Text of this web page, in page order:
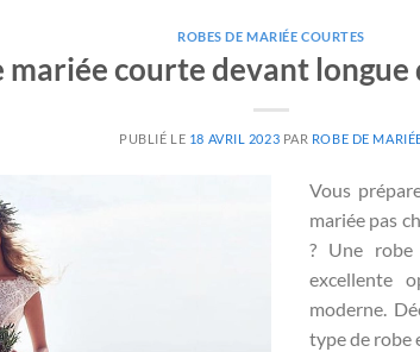
ROBES DE MARIÉE COURTES
mariée courte devant
PUBLIÉ LE 18 AVRIL 2023 PAR ROBE DE
Vous
mariée pas
? Une robe
excellente
moderne.
type de robe